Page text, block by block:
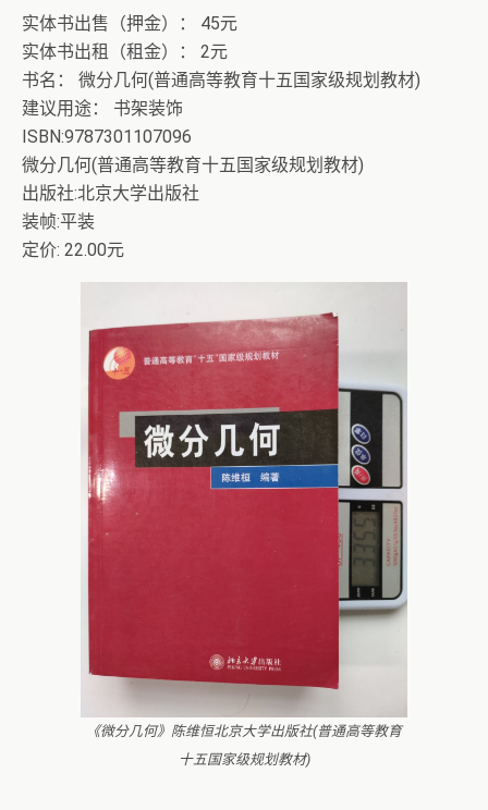
实体书出售（押金）： 45元
实体书出租（租金）： 2元
书名： 微分几何(普通高等教育十五国家级规划教材)
建议用途： 书架装饰
ISBN:9787301107096
微分几何(普通高等教育十五国家级规划教材)
出版社:北京大学出版社
装帧:平装
定价: 22.00元
《微分几何》陈维恒北京大学出版社(普通高等教育
十五国家级规划教材)